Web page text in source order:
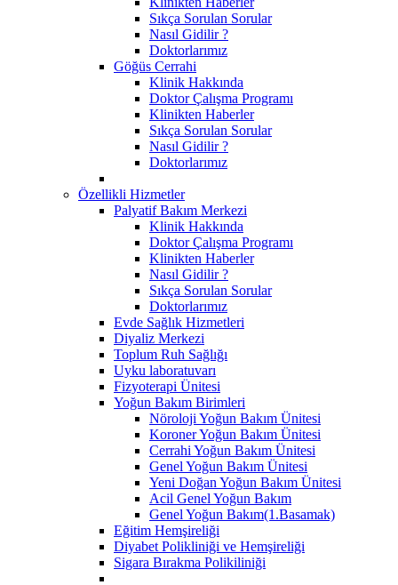
Sıkça Sorulan Sorular
Nasıl Gidilir ?
Doktorlarımız
Göğüs Cerrahi
Klinik Hakkında
Doktor Çalışma Programı
Klinikten Haberler
Sıkça Sorulan Sorular
Nasıl Gidilir ?
Doktorlarımız
Özellikli Hizmetler
Palyatif Bakım Merkezi
Klinik Hakkında
Doktor Çalışma Programı
Klinikten Haberler
Nasıl Gidilir ?
Sıkça Sorulan Sorular
Doktorlarımız
Evde Sağlık Hizmetleri
Diyaliz Merkezi
Toplum Ruh Sağlığı
Uyku laboratuvarı
Fizyoterapi Ünitesi
Yoğun Bakım Birimleri
Nöroloji Yoğun Bakım Ünitesi
Koroner Yoğun Bakım Ünitesi
Cerrahi Yoğun Bakım Ünitesi
Genel Yoğun Bakım Ünitesi
Yeni Doğan Yoğun Bakım Ünitesi
Acil Genel Yoğun Bakım
Genel Yoğun Bakım(1.Basamak)
Eğitim Hemşireliği
Diyabet Polikliniği ve Hemşireliği
Sigara Bırakma Polikiliniği